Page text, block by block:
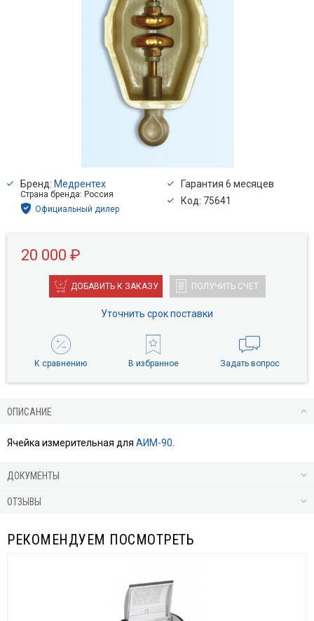
Бренд: Медрентех
Страна бренда: Россия
Официальный дилер
Гарантия 6 месяцев
Код: 75641
20 000 ₽
ДОБАВИТЬ К ЗАКАЗУ ПОЛУЧИТЬ СЧЕТ
Уточнить срок поставки
К сравнению В избранное Задать вопрос
ОПИСАНИЕ
Ячейка измерительная для АИМ-90
ДОКУМЕНТЫ
ОТЗЫВЫ
РЕКОМЕНДУЕМ ПОСМОТРЕТЬ